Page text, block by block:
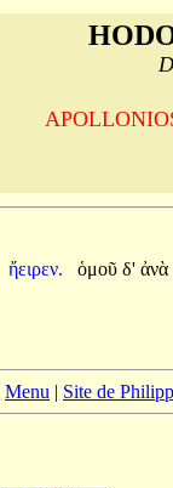
ἤειρεν. ὁμοῦ δ' ἀνὰ
Menu | Site de